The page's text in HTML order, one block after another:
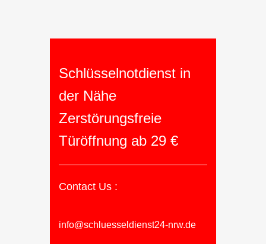
Schlüsselnotdienst in
der Nähe
Zerstörungsfreie
Türöffnung ab 29 €
Contact Us :
info@schluesseldienst24-nrw.de